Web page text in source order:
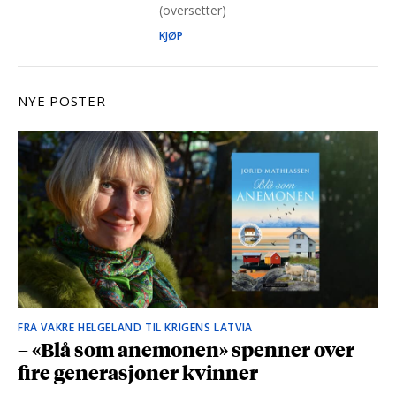
(oversetter)
KJØP
NYE POSTER
FRA VAKRE HELGELAND TIL KRIGENS LATVIA
– «Blå som anemonen» spenner over
fire generasjoner kvinner